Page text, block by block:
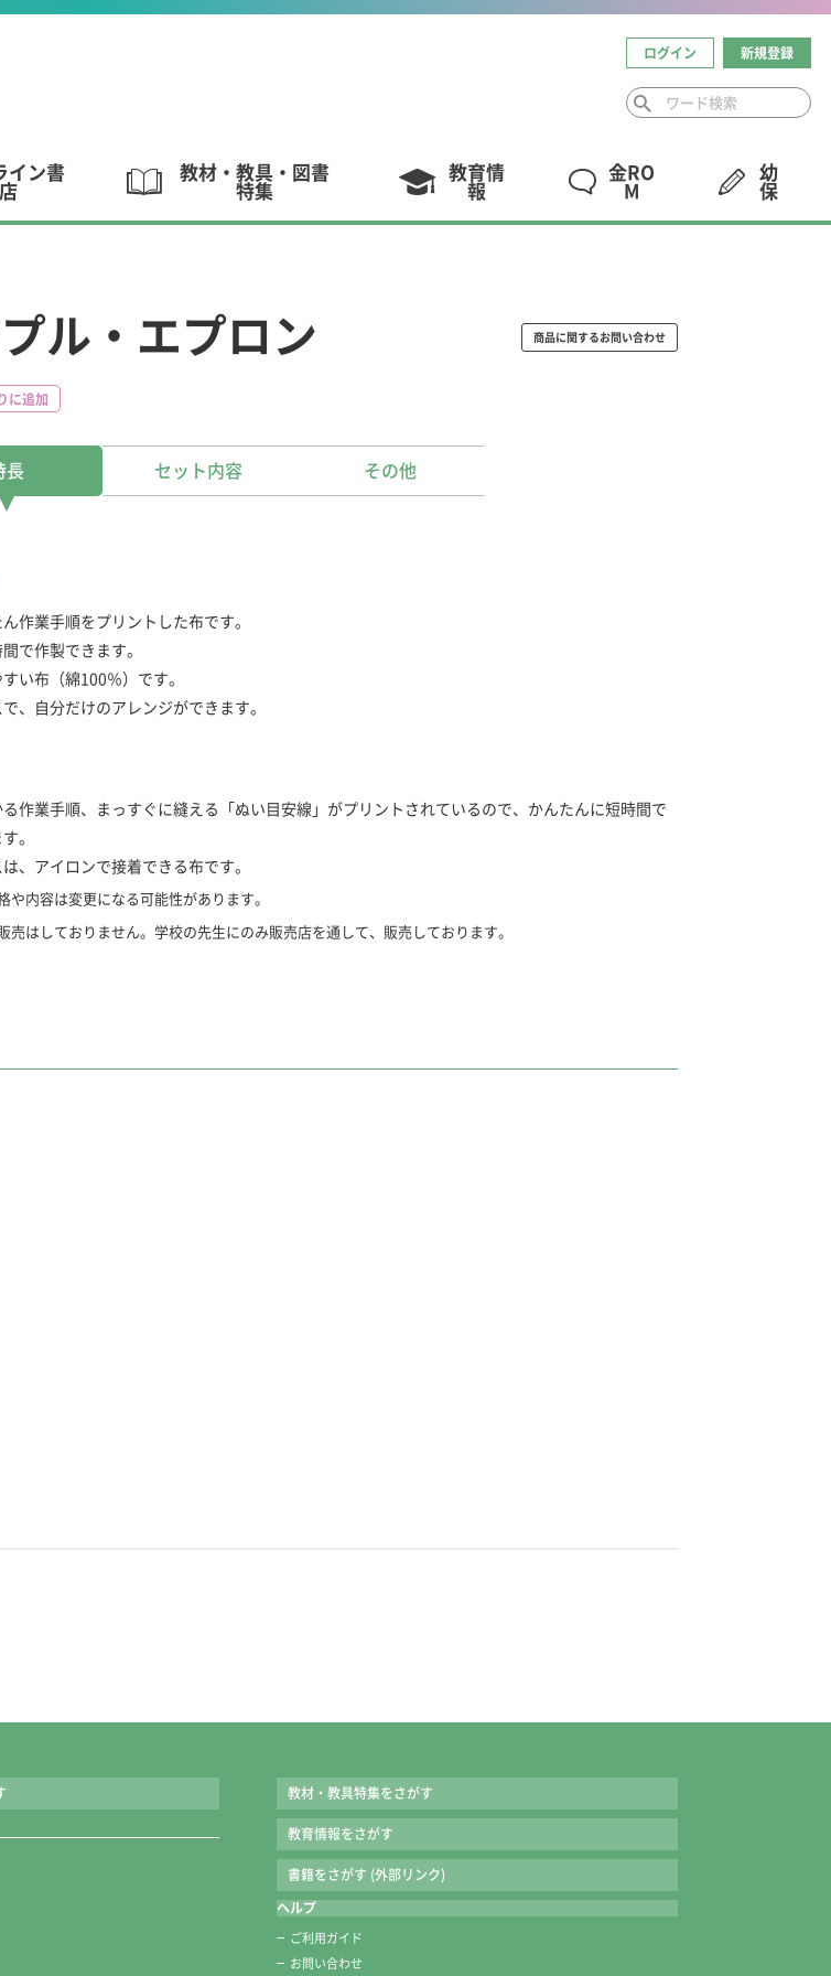
ログイン 新規登録
イン書
店
教材・教具・図書
特集
教育情
報
金RO
M
幼
保
ル・エプロン 商品に関するお問い合わせ
に追加
長 セット内容 その他
作業手順をプリントした布です。
で作製できます。
い布（綿100％）です。
、自分だけのアレンジができます。
作業手順、まっすぐに縫える「ぬい目安線」がプリントされているので、かんたんに短時間で
。
、アイロンで接着できる布です。
や内容は変更になる可能性があります。
売はしておりません。学校の先生にのみ販売店を通して、販売しております。
教材・教具特集をさがす
教育情報をさがす
書籍をさがす (外部リンク)
ヘルプ
ご利用ガイド
お問い合わせ